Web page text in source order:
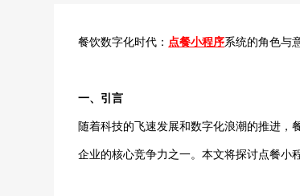
餐饮数字化时代： 点餐小程序系统的角色与
一、引言
随着科技的飞速发展和数字化浪潮的推进，
企业的核心竞争力之一。本文将探讨点餐小